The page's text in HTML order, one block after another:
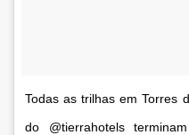
Todas as trilhas em Torres
do @tierrahotels